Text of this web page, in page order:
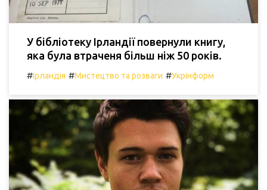
У бібліотеку Ірландії повернули книгу,
яка була втраченя більш ніж 50 років.
#Ірландія #Мистецтво та розваги #Укрінформ